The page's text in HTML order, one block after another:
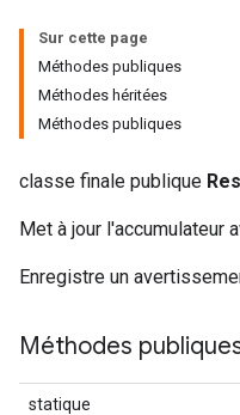
Sur cette page
Méthodes publiques
Méthodes héritées
Méthodes publiques
classe finale publique
Met à jour l'accumulateur
Enregistre un
Méthodes
statique